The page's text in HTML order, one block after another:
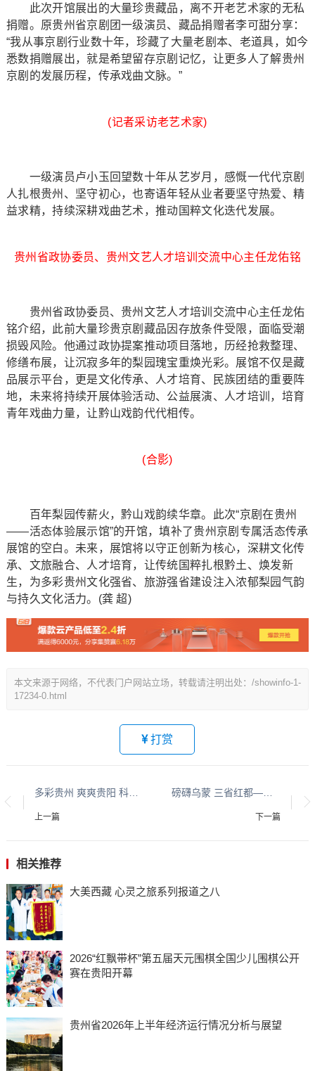
此次开馆展出的大量珍贵藏品，离不开老艺术家的无私
捐赠。原贵州省京剧团一级演员、藏品捐赠者李可甜分享：
“我从事京剧行业数十年，珍藏了大量老剧本、老道具，如今
悉数捐赠展出，就是希望留存京剧记忆，让更多人了解贵州
京剧的发展历程，传承戏曲文脉。”
(记者采访老艺术家)
一级演员卢小玉回望数十年从艺岁月，感慨一代代京剧
人扎根贵州、坚守初心，也寄语年轻从业者要坚守热爱、精
益求精，持续深耕戏曲艺术，推动国粹文化迭代发展。
贵州省政协委员、贵州文艺人才培训交流中心主任龙佑铭
贵州省政协委员、贵州文艺人才培训交流中心主任龙佑
铭介绍，此前大量珍贵京剧藏品因存放条件受限，面临受潮
损毁风险。他通过政协提案推动项目落地，历经抢救整理、
修缮布展，让沉寂多年的梨园瑰宝重焕光彩。展馆不仅是藏
品展示平台，更是文化传承、人才培育、民族团结的重要阵
地，未来将持续开展体验活动、公益展演、人才培训，培育
青年戏曲力量，让黔山戏韵代代相传。
(合影)
百年梨园传薪火，黔山戏韵续华章。此次“京剧在贵州
——活态体验展示馆”的开馆，填补了贵州京剧专属活态传承
展馆的空白。未来，展馆将以守正创新为核心，深耕文化传
承、文旅融合、人才培育，让传统国粹扎根黔土、焕发新
生，为多彩贵州文化强省、旅游强省建设注入浓郁梨园气韵
与持久文化活力。(龚 超)
本文来源于网络，不代表门户网站立场，转载请注明出处：/showinfo-1-
17234-0.html
打赏
多彩贵州 爽爽贵阳 科创高新系列报道之二
上一篇
磅礴乌蒙 三省红都——毕节试验区七星关系列报道之七
下一篇
相关推荐
大美西藏 心灵之旅系列报道之八
​​​​​​​2026“红飘带杯”第五届天元围棋全国少儿围棋公开
赛在贵阳开幕
贵州省2026年上半年经济运行情况分析与展望